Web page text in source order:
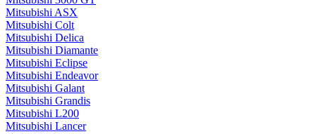
Mitsubishi ASX
Mitsubishi Colt
Mitsubishi Delica
Mitsubishi Diamante
Mitsubishi Eclipse
Mitsubishi Endeavor
Mitsubishi Galant
Mitsubishi Grandis
Mitsubishi L200
Mitsubishi Lancer